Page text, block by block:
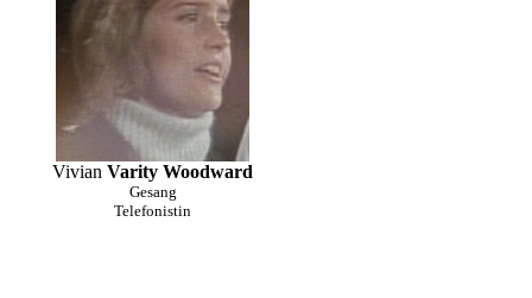
Vivian Varity Woodward
Gesang
Telefonistin